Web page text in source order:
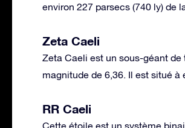
environ 227 parsecs (740 ly) de
Zeta Caeli
Zeta Caeli est un sous-géant
magnitude de 6,36. Il est situé à
RR Caeli
Cette étoile est un système